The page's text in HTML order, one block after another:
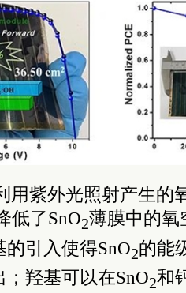
用紫外光照射产生的
低了SnO2薄膜中的氧
引入使得SnO2的能
羟基可以在SnO2和